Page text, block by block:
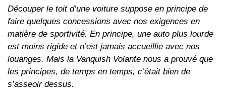
Découper le toit d’une voiture suppose en principe de
faire quelques concessions avec nos exigences en
matière de sportivité. En principe, une auto plus lourde
est moins rigide et n’est jamais accueillie avec nos
louanges. Mais la Vanquish Volante nous a prouvé que
les principes, de temps en temps, c’était bien de
s’asseoir dessus.